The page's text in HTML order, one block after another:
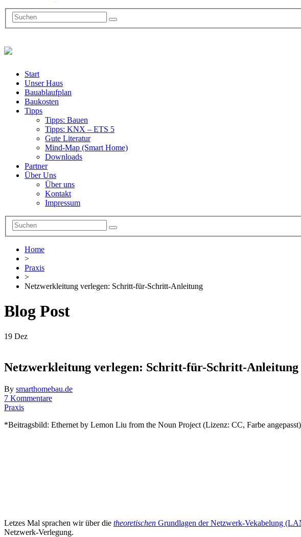
Start
Unser Haus
Bauablaufplan
Baukosten
Tipps
Tipps: Bauen
Tipps: KNX – ETS 5
Gute Literatur
Mind-Map (Smart Home)
Downloads
Partner
Über Uns
Über uns
Kontakt
Impressum
Home
>
Praxis
>
Netzwerkleitung verlegen: Schritt-für-Schritt-Anleitung
Blog Post
19 Dez
Netzwerkleitung verlegen: Schritt-für-Schritt-Anleitung
By smarthomebau.de
7 Kommentare
Praxis
*Beitragsbild: Ethernet by Lemon Liu from the Noun Project (Lizenz: CC, Farbe angepasst)
Letzes Mal sprachen wir über die theoretischen Grundlagen der Netzwerk-Vekabelung
Netzwerk-Verlegung.